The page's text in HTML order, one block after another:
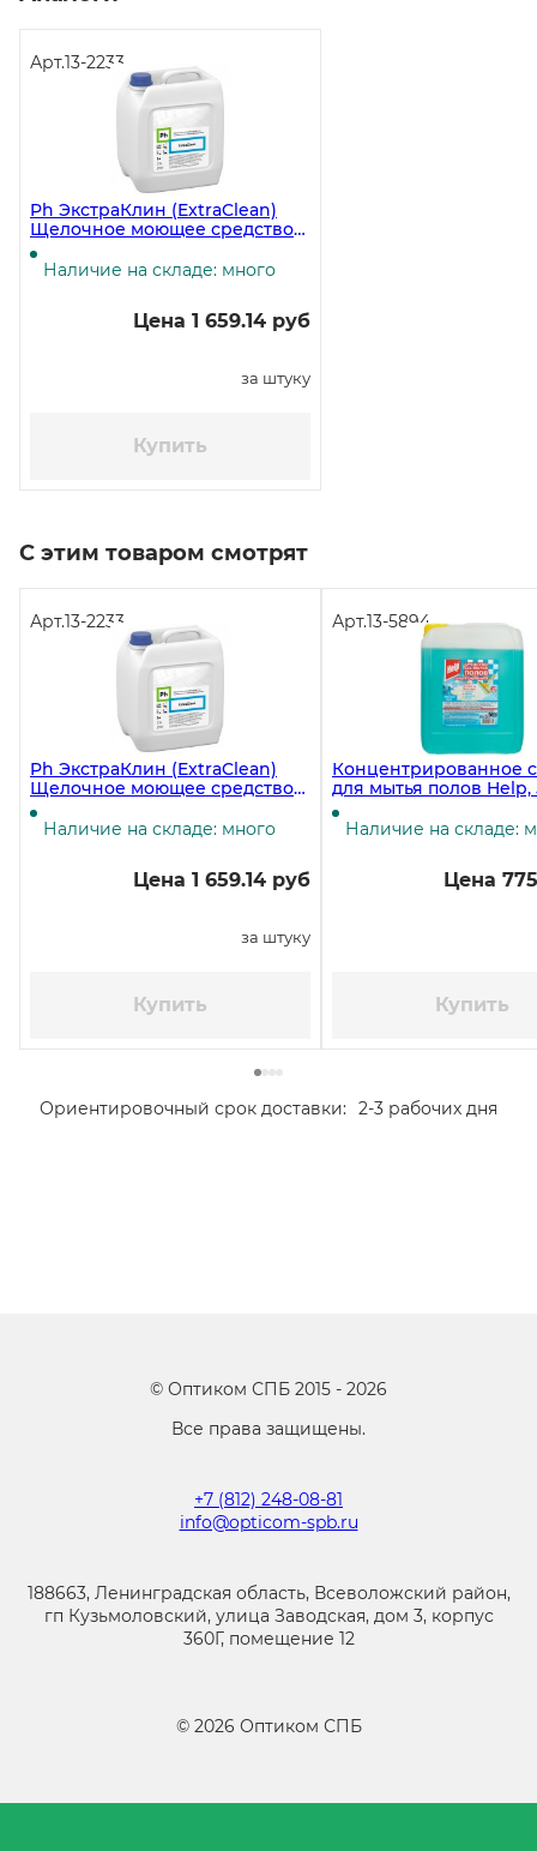
Арт.13-2233
Ph ЭкстраКлин (ExtraClean)
Щелочное моющее средство
(Средство для мытья полов), 5
литров ЧЗ
Наличие на складе: много
Цена 1 659.14 руб
за штуку
Купить
С этим товаром смотрят
Арт.13-2233
Ph ЭкстраКлин (ExtraClean)
Щелочное моющее средство
(Средство для мытья полов), 5
литров ЧЗ
Наличие на складе: много
Цена 1 659.14 руб
за штуку
Купить
Арт.13-5894
Концентрированное
для мытья полов Help,
Наличие на складе:
Цена
Купить
Ориентировочный срок доставки: 2-3 рабочих дня
© Оптиком СПБ 2015 - 2026
Все права защищены.
+7 (812) 248-08-81
info@opticom-spb.ru
188663, Ленинградская область, Всеволожский район,
гп Кузьмоловский, улица Заводская, дом 3, корпус
360Г, помещение 12
© 2026 Оптиком СПБ